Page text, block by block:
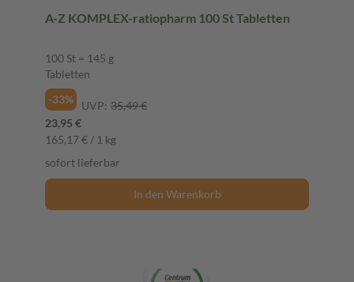
A-Z KOMPLEX-ratiopharm 100 St Tabletten
100 St = 145 g
Tabletten
-33%
UVP: 35,49 €
23,95 €
165,17 € / 1 kg
sofort lieferbar
In den Warenkorb